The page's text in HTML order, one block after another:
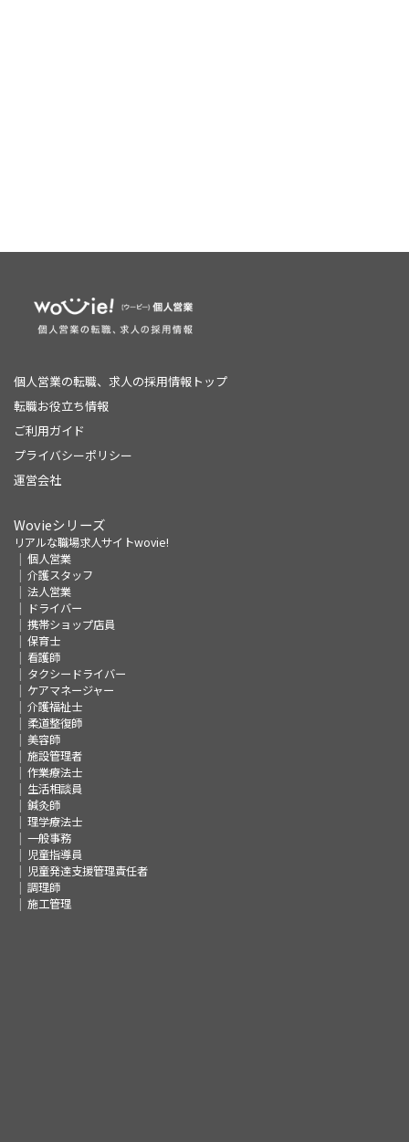
個人営業の転職、求人の採用情報トップ
転職お役立ち情報
ご利用ガイド
プライバシーポリシー
運営会社
Wovieシリーズ
リアルな職場求人サイトwovie!
個人営業
介護スタッフ
法人営業
ドライバー
携帯ショップ店員
保育士
看護師
タクシードライバー
ケアマネージャー
介護福祉士
柔道整復師
美容師
施設管理者
作業療法士
生活相談員
鍼灸師
理学療法士
一般事務
児童指導員
児童発達支援管理責任者
調理師
施工管理